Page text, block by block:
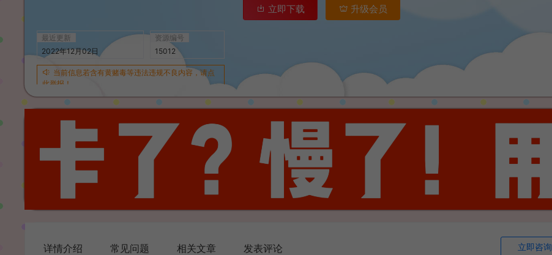
最近更新
2022年12月02日
资源编号
15012
当前信息若含有黄赌毒等违法违规不良内容，请点
此举报！
立即下载 升级会员
详情介绍 常见问题 相关文章 发表评论 立即咨询